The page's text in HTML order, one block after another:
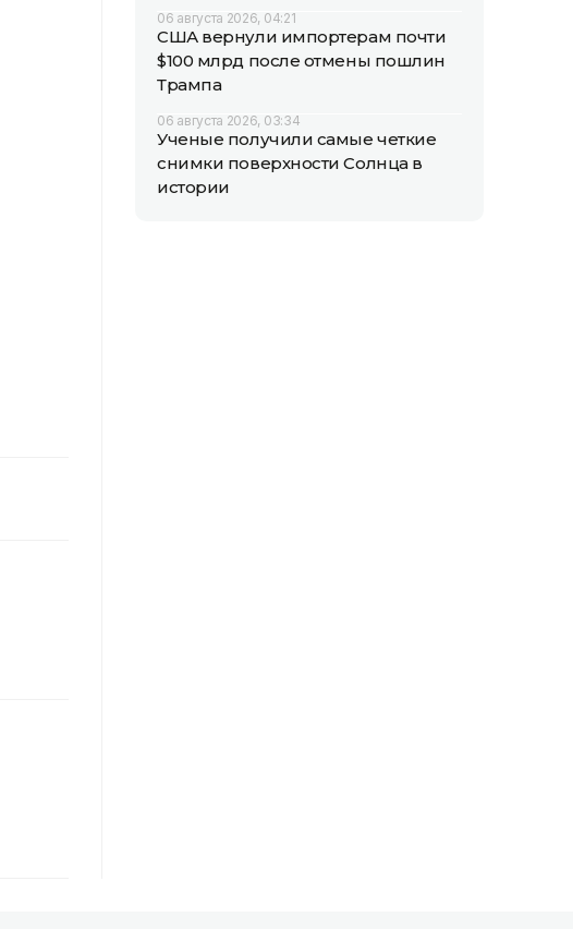
06 августа 2026, 04:21
США вернули импортерам почти
$100 млрд после отмены пошлин
Трампа
06 августа 2026, 03:34
Ученые получили самые четкие
снимки поверхности Солнца в
истории